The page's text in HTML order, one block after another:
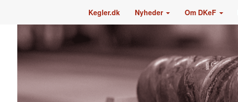
Kegler.dk Nyheder Om DKeF